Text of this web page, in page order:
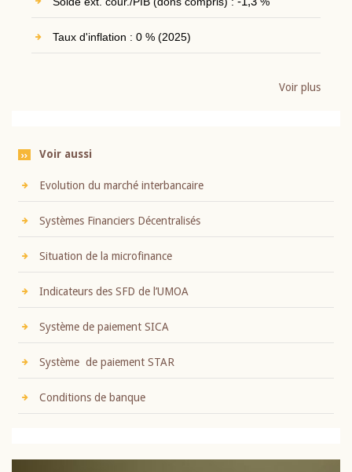
Taux d'inflation : 0 % (2025)
Voir plus
Voir aussi
Evolution du marché interbancaire
Systèmes Financiers Décentralisés
Situation de la microfinance
Indicateurs des SFD de l’UMOA
Système de paiement SICA
Système de paiement STAR
Conditions de banque